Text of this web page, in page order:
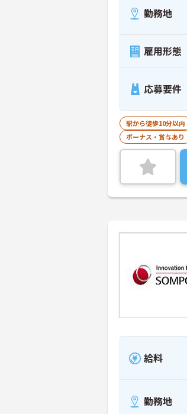
勤務地
雇用形態
応募要件
駅から徒歩10分以内
ボーナス・賞与あり
給料
勤務地